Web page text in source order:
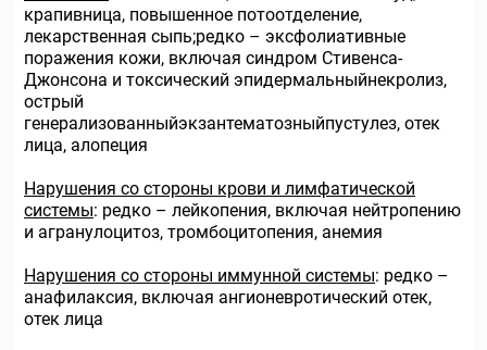
крапивница, повышенное потоотделение,
лекарственная сыпь;редко – эксфолиативные
поражения кожи, включая синдром Стивенса-
Джонсона и токсический эпидермальныйнекролиз,
острый
генерализованныйэкзантематозныйпустулез, отек
лица, алопеция
Нарушения со стороны крови и лимфатической
системы: редко – лейкопения, включая нейтропению
и агранулоцитоз, тромбоцитопения, анемия
Нарушения со стороны иммунной системы: редко –
анафилаксия, включая ангионевротический отек,
отек лица